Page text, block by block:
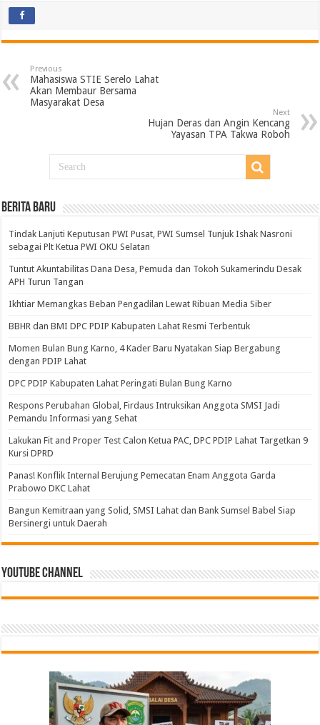
Previous
Mahasiswa STIE Serelo Lahat
Akan Membaur Bersama
Masyarakat Desa
Next
Hujan Deras dan Angin Kencang
Yayasan TPA Takwa Roboh
BERITA BARU
Tindak Lanjuti Keputusan PWI Pusat, PWI Sumsel Tunjuk Ishak Nasroni
sebagai Plt Ketua PWI OKU Selatan
Tuntut Akuntabilitas Dana Desa, Pemuda dan Tokoh Sukamerindu Desak
APH Turun Tangan
Ikhtiar Memangkas Beban Pengadilan Lewat Ribuan Media Siber
BBHR dan BMI DPC PDIP Kabupaten Lahat Resmi Terbentuk
Momen Bulan Bung Karno, 4 Kader Baru Nyatakan Siap Bergabung
dengan PDIP Lahat
DPC PDIP Kabupaten Lahat Peringati Bulan Bung Karno
Respons Perubahan Global, Firdaus Intruksikan Anggota SMSI Jadi
Pemandu Informasi yang Sehat
Lakukan Fit and Proper Test Calon Ketua PAC, DPC PDIP Lahat Targetkan 9
Kursi DPRD
Panas! Konflik Internal Berujung Pemecatan Enam Anggota Garda
Prabowo DKC Lahat
Bangun Kemitraan yang Solid, SMSI Lahat dan Bank Sumsel Babel Siap
Bersinergi untuk Daerah
Youtube Channel